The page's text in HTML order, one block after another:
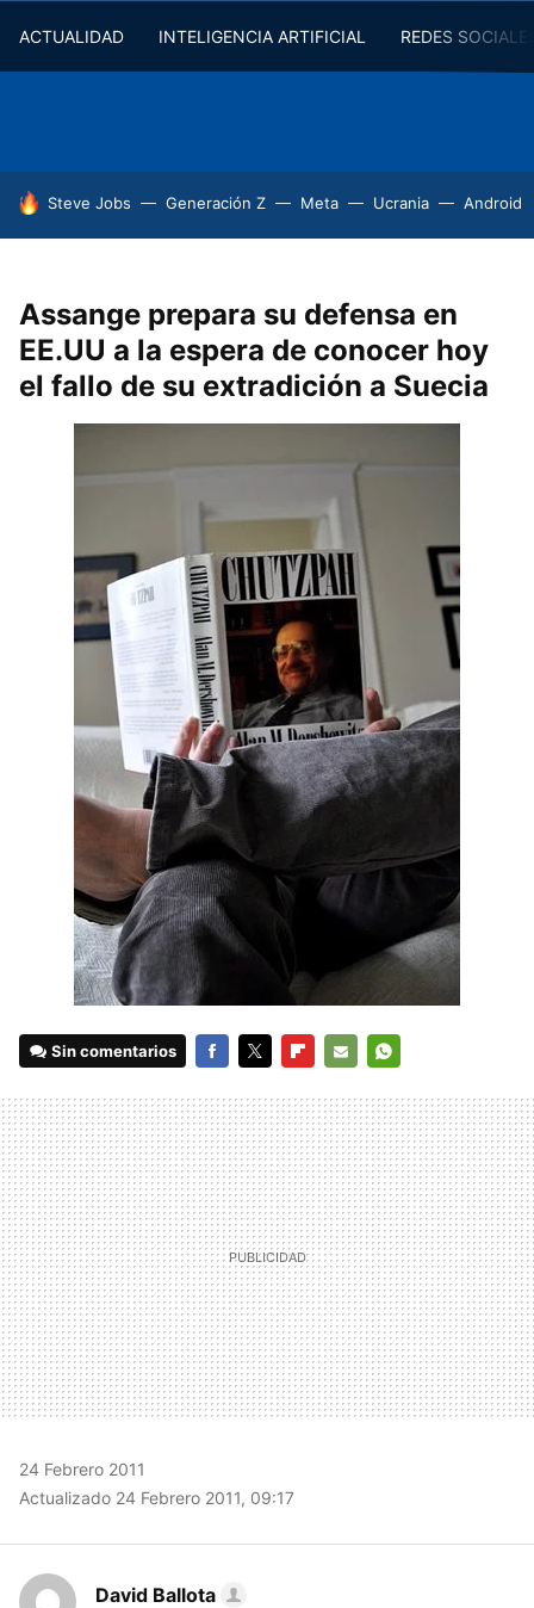
ACTUALIDAD INTELIGENCIA ARTIFICIAL REDES
HOY SE HABLA DE
Steve Jobs Generación Z Meta Ucrania Android
Assange prepara su defensa en
EE.UU a la espera de conocer hoy
el fallo de su extradición a Suecia
Sin comentarios
MAIL
24 Febrero 2011
Actualizado 24 Febrero 2011, 09:17
David Ballota